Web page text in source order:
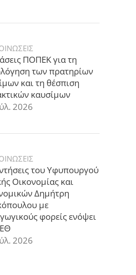
ΠΟΠΕΚ για τη
των πρατηρίων
και τη θέσπιση
καυσίμων
2026
του Υφυπουργού
Οικονομίας και
Δημήτρη
με
φορείς ενόψει
2026